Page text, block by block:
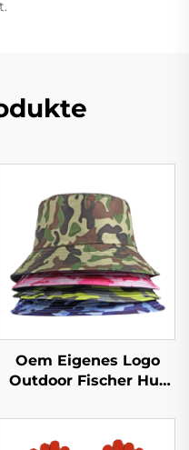
Oem Eigenes Logo
Outdoor Fischer Hut
Abgenutzt Damen
Herren Winter